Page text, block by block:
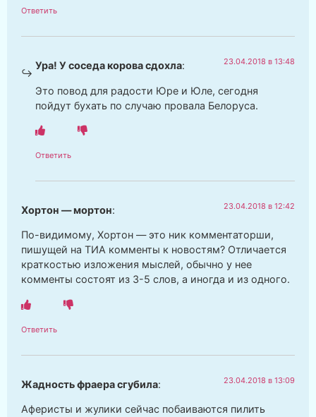
Ответить
Ура! У соседа корова сдохла: 23.04.2018 в 13:48
Это повод для радости Юре и Юле, сегодня
пойдут бухать по случаю провала Белоруса.
Ответить
Хортон — мортон: 23.04.2018 в 12:42
По-видимому, Хортон — это ник комментаторши,
пишущей на ТИА комменты к новостям? Отличается
краткостью изложения мыслей, обычно у нее
комменты состоят из 3-5 слов, а иногда и из одного.
Ответить
Жадность фраера сгубила: 23.04.2018 в 13:09
Аферисты и жулики сейчас побаиваются пилить